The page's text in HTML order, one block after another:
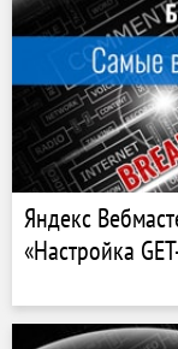
Яндекс
«Настройка